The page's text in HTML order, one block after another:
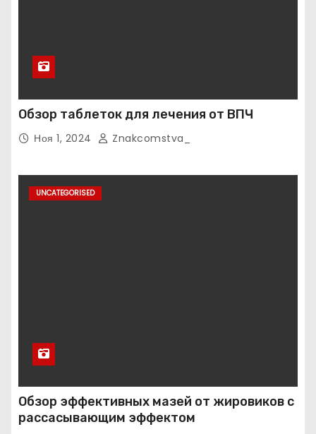
Обзор таблеток для лечения от ВПЧ
Ноя 1, 2024 Znakcomstva_
UNCATEGORISED
Обзор эффективных мазей от жировиков с
рассасывающим эффектом